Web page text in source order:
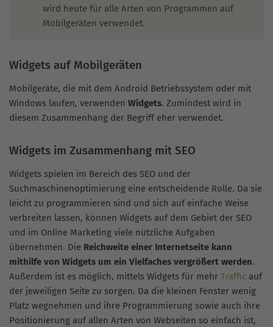
wird heute für alle Arten von Programmen auf
Mobilgeräten verwendet.
Widgets auf Mobilgeräten
Mobilgeräte, die mit dem Android Betriebssystem oder mit
Windows laufen, verwenden Widgets. Zumindest wird in
diesem Zusammenhang der Begriff eher verwendet.
Widgets im Zusammenhang mit SEO
Widgets spielen im Bereich des SEO und der
Suchmaschinenoptimierung eine entscheidende Rolle. Da sie
leicht zu programmieren sind und sich auf einfache Weise
verbreiten lassen, können Widgets auf dem Gebiet der SEO
und im Online Marketing viele nützliche Aufgaben
übernehmen. Die Reichweite einer Internetseite kann
mithilfe von Widgets um ein Vielfaches vergrößert werden.
Außerdem ist es möglich, mittels Widgets für mehr Traffic auf
der jeweiligen Seite zu sorgen. Da die kleinen Fenster wenig
Platz wegnehmen und ihre Programmierung sowie auch ihre
Positionierung auf allen Arten von Webseiten so einfach ist,